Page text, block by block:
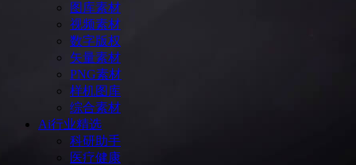
图库素材
视频素材
数字版权
矢量素材
PNG素材
样机图库
综合素材
Ai行业精选
科研助手
医疗健康